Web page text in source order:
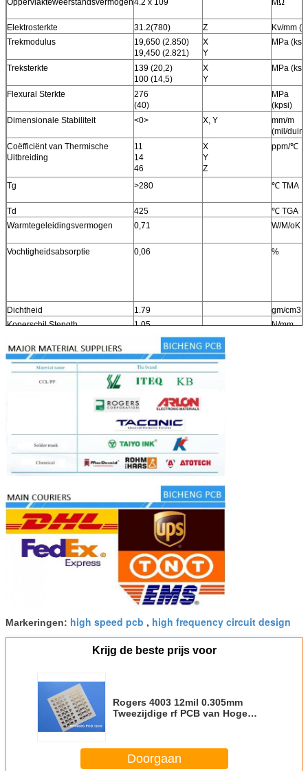
Oppervlakteweerstandsvermogen4.2 x 109 MΩ
Elektrosterkte 31.2(780) Z
Kv/mm
Trekmodulus
19,650 (2.850)
19,450 (2.821)
X
Y
MPa (ksi)
Treksterkte
139 (20,2)
100 (14,5)
X
Y
MPa (ksi)
Flexural Sterkte
276
(40)
MPa
(kpsi)
Dimensionale Stabiliteit
<0> X, Y
mm/m
(mil/duim)
Coëfficiënt van Thermische
Uitbreiding
11
14
46
X
Y
Z
ppm/℃
Tg >280 ℃ TMA
Td 425
℃ TGA
Warmtegeleidingsvermogen
0,71 W/M/oK
Vochtigheidsabsorptie 0,06 %
Dichtheid 1.79
gm/cm3
Koperschil Stength
1.05
N/mm
Brandbaarheid
N/A
Loodvrij Procescompatibel
Ja
Markeringen: high speed pcb , high frequency circuit design
Krijg de beste prijs voor
Rogers 4003 12mil 0.305mm
Tweezijdige rf PCB van Hoge
Doorgaan